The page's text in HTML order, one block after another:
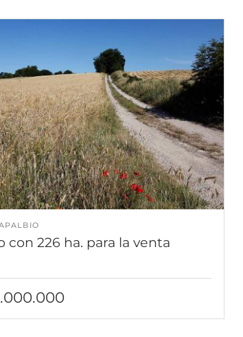
con 226 ha. para la venta